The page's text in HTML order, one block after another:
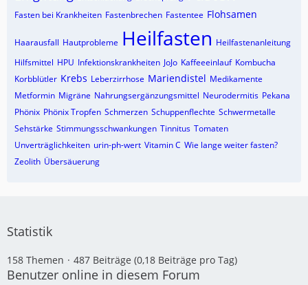
Fasten bei Krankheiten Fastenbrechen Fastentee Flohsamen
Haarausfall Hautprobleme Heilfasten Heilfastenanleitung
Hilfsmittel HPU Infektionskrankheiten JoJo Kaffeeeinlauf Kombucha
Korbblütler Krebs Leberzirrhose Mariendistel Medikamente
Metformin Migräne Nahrungsergänzungsmittel Neurodermitis Pekana
Phönix Phönix Tropfen Schmerzen Schuppenflechte Schwermetalle
Sehstärke Stimmungsschwankungen Tinnitus Tomaten
Unverträglichkeiten urin-ph-wert Vitamin C Wie lange weiter fasten?
Zeolith Übersäuerung
Statistik
158 Themen 487 Beiträge (0,18 Beiträge pro Tag)
Benutzer online in diesem Forum